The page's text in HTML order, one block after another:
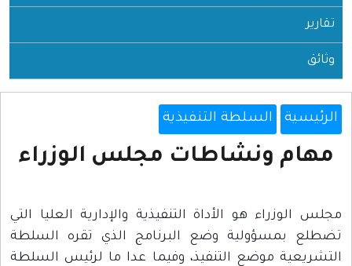
تقارير
وثائق
الرئيسية السلطة التنفيذية
مهام ونشاطات مجلس الوزراء
مجلس الوزراء هو الأداة التنفيذية والإدارية العليا التي
تضطلع بمسؤولية وضع البرنامج الذي تقره السلطة
التشريعية موضع التنفيذ، وفيما عدا ما لرئيس السلطة